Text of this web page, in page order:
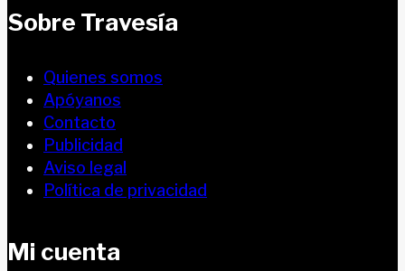
Sobre Travesía
Quienes somos
Apóyanos
Contacto
Publicidad
Aviso legal
Política de privacidad
Mi cuenta